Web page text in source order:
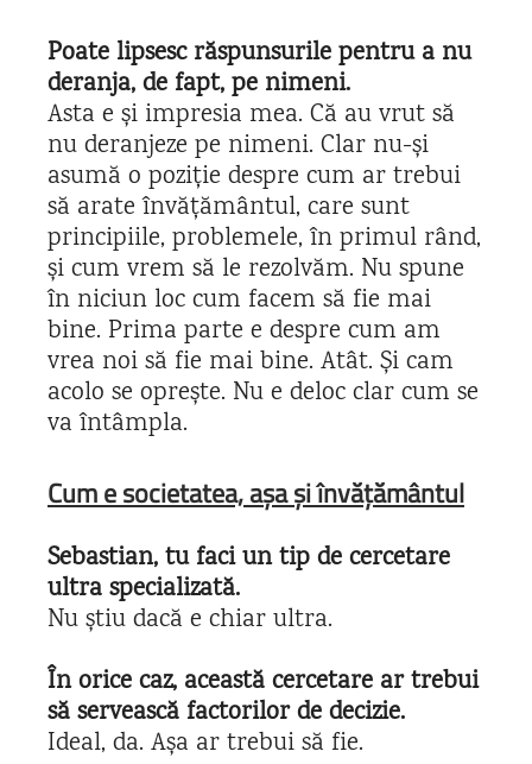
Poate lipsesc răspunsurile pentru a nu
deranja, de fapt, pe nimeni.
Asta e și impresia mea. Că au vrut să
nu deranjeze pe nimeni. Clar nu-și
asumă o poziție despre cum ar trebui
să arate învățământul, care sunt
principiile, problemele, în primul rând,
și cum vrem să le rezolvăm. Nu spune
în niciun loc cum facem să fie mai
bine. Prima parte e despre cum am
vrea noi să fie mai bine. Atât. Și cam
acolo se oprește. Nu e deloc clar cum se
va întâmpla.
Cum e societatea, așa și învățământul
Sebastian, tu faci un tip de cercetare
ultra specializată.
Nu știu dacă e chiar ultra.
În orice caz, această cercetare ar trebui
să servească factorilor de decizie.
Ideal, da. Așa ar trebui să fie.